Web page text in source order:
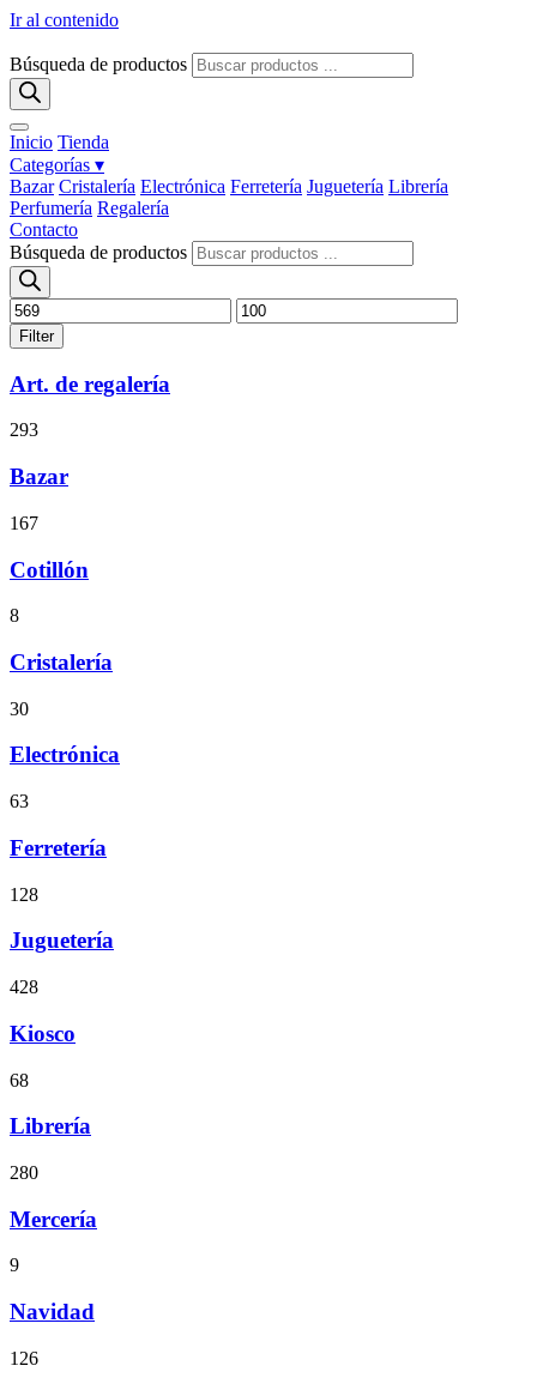
Ir al contenido
Búsqueda de productos
Inicio Tienda
Categorías ▾
Bazar Cristalería Electrónica Ferretería Juguetería Librería
Perfumería Regalería
Contacto
Búsqueda de productos
Filter
Art. de regalería
293
Bazar
167
Cotillón
8
Cristalería
30
Electrónica
63
Ferretería
128
Juguetería
428
Kiosco
68
Librería
280
Mercería
9
Navidad
126